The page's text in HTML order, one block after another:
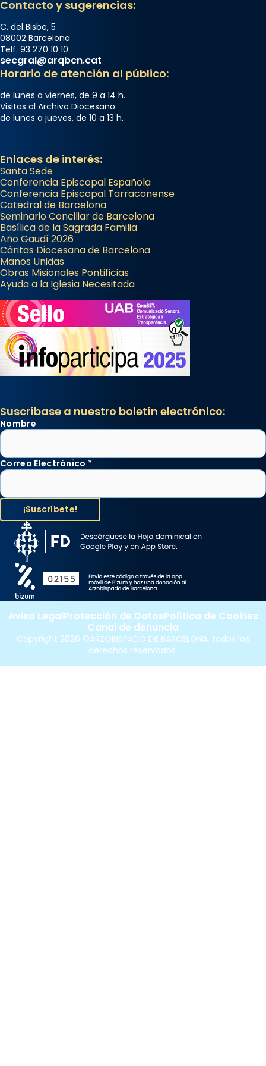
2 weeks ago
Jaume, fill de Zebedeu, és juntament amb el
seu germà Joan i Pere un dels que
acompanyava més de prop Jesús.
Segons el llibre dels Fets (12,2) fou el primer
apòstol màrtir, decapitat a Jerusalem per
Herodes Agripa (vers l'any 44).
Patró de Galícia, després de les invasions
Regnes castellans i més tard de tota
Espanya.
El seu sepulcre a Compostela fou un g
...Ver más
Foto
View on Facebook Share
Contacto y sugerencias:
C. del Bisbe, 5
08002 Barcelona
Telf. 93 270 10 10
secgral@arqbcn.cat
Horario de atención al público:
de lunes a viernes, de 9 a 14 h.
Visitas al Archivo Diocesano:
de lunes a jueves, de 10 a 13 h.
Enlaces de interés:
Santa Sede
Conferencia Episcopal Española
Conferencia Episcopal Tarraconense
Catedral de Barcelona
Seminario Conciliar de Barcelona
Basílica de la Sagrada Familia
Año Gaudí 2026
Cáritas Diocesana de Barcelona
Manos Unidas
Obras Misionales Pontificias
Ayuda a la Iglesia Necesitada
Suscríbase a nuestro boletín electrónico:
Nombre
Correo Electrónico *
Copyright 2026 ©ARZOBISPADO DE BARCELONA, todos los
derechos reservados.
Aviso LegalProtección de DatosPolítica de Cookies
Canal de denuncia